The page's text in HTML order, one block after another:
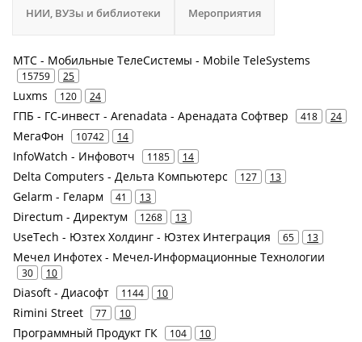
НИИ, ВУЗы и библиотеки Мероприятия
МТС - Мобильные ТелеСистемы - Mobile TeleSystems
15759 25
Luxms 120 24
ГПБ - ГС-инвест - Arenadata - Аренадата Софтвер 418 24
МегаФон 10742 14
InfoWatch - Инфовотч 1185 14
Delta Computers - Дельта Компьютерс 127 13
Gelarm - Геларм 41 13
Directum - Директум 1268 13
UseTech - Юзтех Холдинг - Юзтех Интеграция 65 13
Мечел Инфотех - Мечел-Информационные Технологии
30 10
Diasoft - Диасофт 1144 10
Rimini Street 77 10
Программный Продукт ГК 104 10